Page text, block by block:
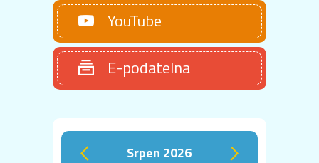
YouTube
E-podatelna
‹ srpen 2026 ›